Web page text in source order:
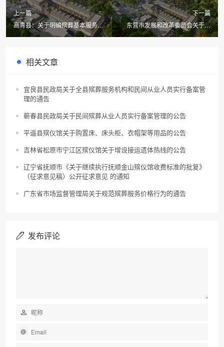
上一篇
高青县：关于明确殡葬基本服务收
费政策的通知
下一篇
东营市发展和改革委员会关于对
《关于明确殡葬服务收费标准有关
相关文章
宜良县民政局关于全县殡葬服务机构和民间从业人员实行备案管
理的通告
蕲春县民政局关于民间殡葬从业人员实行备案管理的公告
平遥县殡仪馆关于购置床、床头柜、衣帽架等用品的公告
吉林省松原市宁江区殡仪馆关于增设接运遗体热线的公告
辽宁省抚顺市《关于继续执行抚顺金山殡仪馆收费标准的批复》
（征求意见稿）公开征求意见 的通知
广东省市场监督管理局关于规范殡葬服务价格行为的通告
发布评论